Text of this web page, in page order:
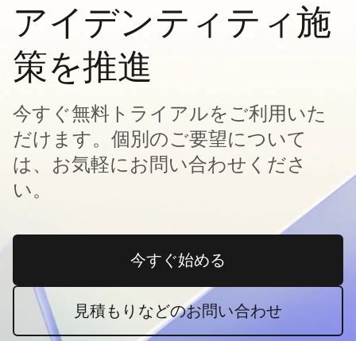
アイデンティティ施
策を推進
今すぐ無料トライアルをご利用いた
だけます。個別のご要望について
は、お気軽にお問い合わせくださ
い。
今すぐ始める新しいタブで開く
見積もりなどのお問い合わせ